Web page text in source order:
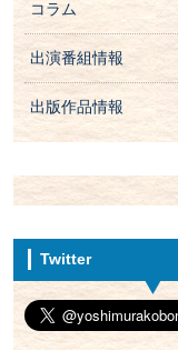
コラム
出演番組情報
出版作品情報
Twitter